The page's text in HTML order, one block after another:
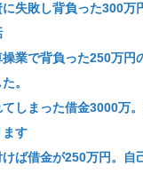
失敗し背負った300万
業で背負った250万円
。
しまった借金3000万
ます
ば借金が250万円。自